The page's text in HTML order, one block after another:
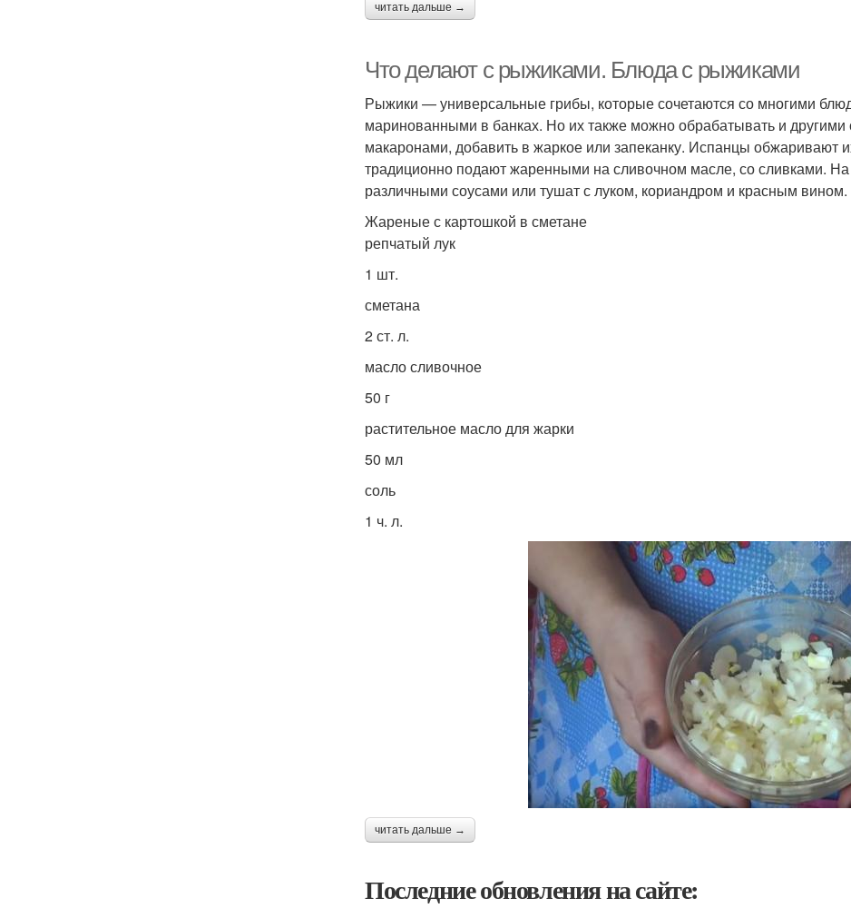
читать дальше →
Что делают с рыжиками. Блюда с рыжиками
Рыжики — универсальные грибы, которые сочетаются со многими
маринованными в банках. Но их также можно обрабатывать и
макаронами, добавить в жаркое или запеканку. Испанцы обжаривают
традиционно подают жаренными на сливочном масле, со сливками.
различными соусами или тушат с луком, кориандром и красным вином.
Жареные с картошкой в сметане
репчатый лук
1 шт.
сметана
2 ст. л.
масло сливочное
50 г
растительное масло для жарки
50 мл
соль
1 ч. л.
читать дальше →
Последние обновления на сайте: